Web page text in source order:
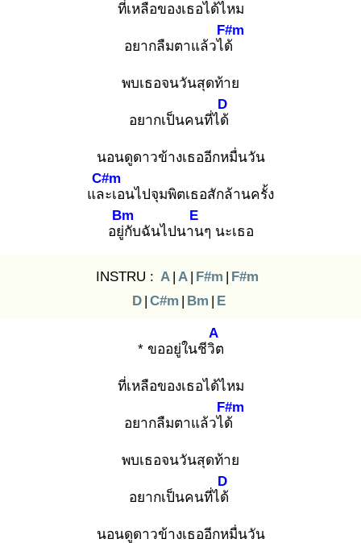
ที่เหลือของเธอได้ไหม
อยากลืมตาแล้วได้
F#m
พบเธอจนวันสุดท้าย
อยากเป็นคนที่ได้
D
นอนดูดาวข้างเธออีกหมื่นวัน
และ
C#m
เอนไปจุมพิตเธอสักล้านครั้ง
อยู่กั
Bm
บฉันไปนาน
E
ๆ นะเธอ
INSTRU : A | A | F#m | F#m
D | C#m | Bm | E
* ขออยู่ในชีวิต
A
ที่เหลือของเธอได้ไหม
อยากลืมตาแล้วได้
F#m
พบเธอจนวันสุดท้าย
อยากเป็นคนที่ได้
D
นอนดูดาวข้างเธออีกหมื่นวัน